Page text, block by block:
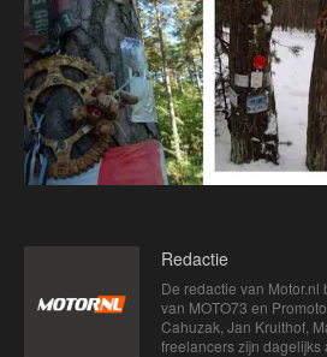
Redactie
De redactie van
van MOTO73 en
Cahuzak, Jan Kruithof,
freelancers zijn dagelijks